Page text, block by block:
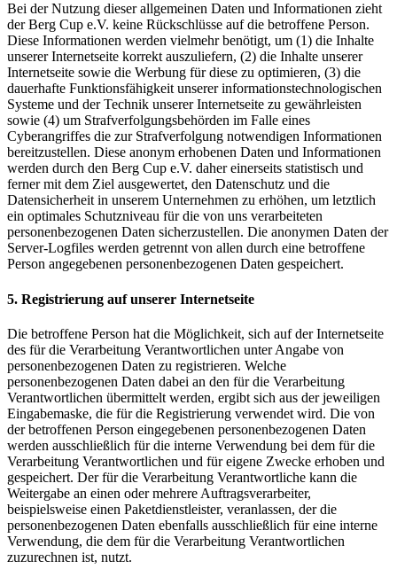
Bei der Nutzung dieser allgemeinen Daten und Informationen zieht
der Berg Cup e.V. keine Rückschlüsse auf die betroffene Person.
Diese Informationen werden vielmehr benötigt, um (1) die Inhalte
unserer Internetseite korrekt auszuliefern, (2) die Inhalte unserer
Internetseite sowie die Werbung für diese zu optimieren, (3) die
dauerhafte Funktionsfähigkeit unserer informationstechnologischen
Systeme und der Technik unserer Internetseite zu gewährleisten
sowie (4) um Strafverfolgungsbehörden im Falle eines
Cyberangriffes die zur Strafverfolgung notwendigen Informationen
bereitzustellen. Diese anonym erhobenen Daten und Informationen
werden durch den Berg Cup e.V. daher einerseits statistisch und
ferner mit dem Ziel ausgewertet, den Datenschutz und die
Datensicherheit in unserem Unternehmen zu erhöhen, um letztlich
ein optimales Schutzniveau für die von uns verarbeiteten
personenbezogenen Daten sicherzustellen. Die anonymen Daten der
Server-Logfiles werden getrennt von allen durch eine betroffene
Person angegebenen personenbezogenen Daten gespeichert.
5. Registrierung auf unserer Internetseite
Die betroffene Person hat die Möglichkeit, sich auf der Internetseite
des für die Verarbeitung Verantwortlichen unter Angabe von
personenbezogenen Daten zu registrieren. Welche
personenbezogenen Daten dabei an den für die Verarbeitung
Verantwortlichen übermittelt werden, ergibt sich aus der jeweiligen
Eingabemaske, die für die Registrierung verwendet wird. Die von
der betroffenen Person eingegebenen personenbezogenen Daten
werden ausschließlich für die interne Verwendung bei dem für die
Verarbeitung Verantwortlichen und für eigene Zwecke erhoben und
gespeichert. Der für die Verarbeitung Verantwortliche kann die
Weitergabe an einen oder mehrere Auftragsverarbeiter,
beispielsweise einen Paketdienstleister, veranlassen, der die
personenbezogenen Daten ebenfalls ausschließlich für eine interne
Verwendung, die dem für die Verarbeitung Verantwortlichen
zuzurechnen ist, nutzt.